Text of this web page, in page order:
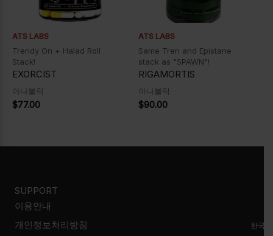
ATS LABS
Trendy On + Halad Roll
Stack!
EXORCIST
아나볼릭
$77.00
ATS LABS
Same Tren and Epistane
stack as "SPAWN"!
RIGAMORTIS
아나볼릭
$90.00
SUPPORT
이용안내
개인정보처리방침
한국